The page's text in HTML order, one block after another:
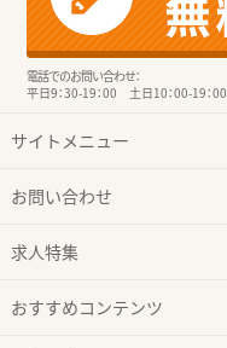
電話でのお問い合わせ：
平日9：30-19：00 土日10：00-19：00
サイトメニュー
お問い合わせ
求人特集
おすすめコンテンツ